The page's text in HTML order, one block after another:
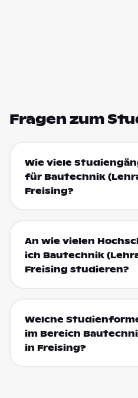
Fragen zum
Wie viele
für Bautechnik
Freising?
An wie vielen
ich Bautechnik
Freising studieren?
Welche
im Bereich
in Freising?